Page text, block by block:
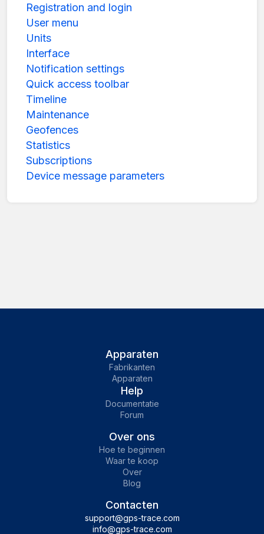
Registration and login
User menu
Units
Interface
Notification settings
Quick access toolbar
Timeline
Maintenance
Geofences
Statistics
Subscriptions
Device message parameters
Apparaten
Fabrikanten
Apparaten
Help
Documentatie
Forum
Over ons
Hoe te beginnen
Waar te koop
Over
Blog
Contacten
support@gps-trace.com
info@gps-trace.com